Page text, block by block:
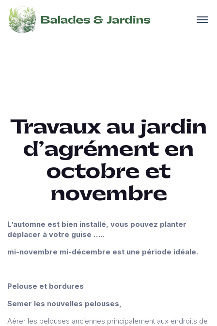
Travaux au jardin
d’agrément en
octobre et
novembre
L’automne est bien installé, vous pouvez planter
déplacer à votre guise …..
mi-novembre mi-décembre est une période idéale.
Pelouse et bordures
Semer les nouvelles pelouses,
Aérer les pelouses anciennes principalement aux endroits de